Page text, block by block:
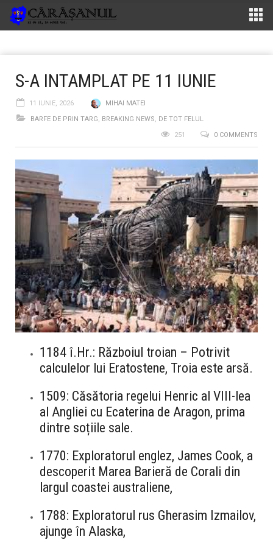
S-A INTAMPLAT PE 11 IUNIE
11 IUNIE, 2026
MIHAI MATEI
BARFE DE PRIN TARG, BREAKING NEWS, DE TOT FELUL
0 COMMENTS
251
1184 î.Hr.: Războiul troian – Potrivit
calculelor lui Eratostene, Troia este arsă.
1509: Căsătoria regelui Henric al VIII-lea
al Angliei cu Ecaterina de Aragon, prima
dintre soțiile sale.
1770: Exploratorul englez, James Cook, a
descoperit Marea Barieră de Corali din
largul coastei australiene,
1788: Exploratorul rus Gherasim Izmailov,
ajunge în Alaska,